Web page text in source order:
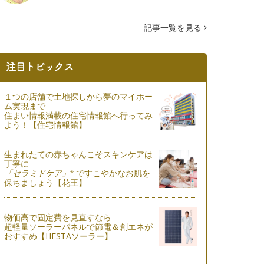
記事一覧を見る
１つの店舗で土地探しから夢のマイホー
ム実現まで
住まい情報満載の住宅情報館へ行ってみ
よう！【住宅情報館】
生まれたての赤ちゃんこそスキンケアは
丁寧に
「セラミドケア」 ※ですこやかなお肌を
保ちましょう【花王】
物価高で固定費を見直すなら
超軽量ソーラーパネルで節電＆創エネが
おすすめ【HESTAソーラー】